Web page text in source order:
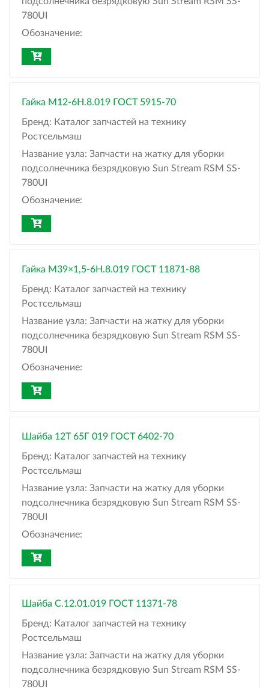
780UI
Обозначение:
Гайка М12-6H.8.019 ГОСТ 5915-70
Бренд: Каталог запчастей на технику
Ростсельмаш
Название узла: Запчасти на жатку для уборки
подсолнечника безрядковую Sun Stream RSM SS-
780UI
Обозначение:
Гайка М39×1,5-6Н.8.019 ГОСТ 11871-88
Бренд: Каталог запчастей на технику
Ростсельмаш
Название узла: Запчасти на жатку для уборки
подсолнечника безрядковую Sun Stream RSM SS-
780UI
Обозначение:
Шайба 12Т 65Г 019 ГОСТ 6402-70
Бренд: Каталог запчастей на технику
Ростсельмаш
Название узла: Запчасти на жатку для уборки
подсолнечника безрядковую Sun Stream RSM SS-
780UI
Обозначение:
Шайба С.12.01.019 ГОСТ 11371-78
Бренд: Каталог запчастей на технику
Ростсельмаш
Название узла: Запчасти на жатку для уборки
подсолнечника безрядковую Sun Stream RSM SS-
780UI